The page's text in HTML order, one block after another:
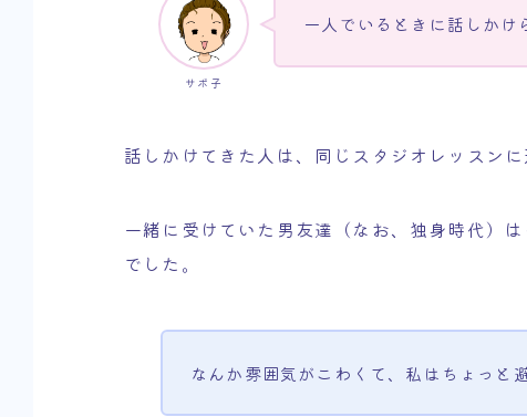
サボ子
一人でいるときに話しか
話しかけてきた人は、同じスタジオレッスンに
一緒に受けていた男友達（なお、独身時代）
でした。
なんか雰囲気がこわくて、私はちょっと